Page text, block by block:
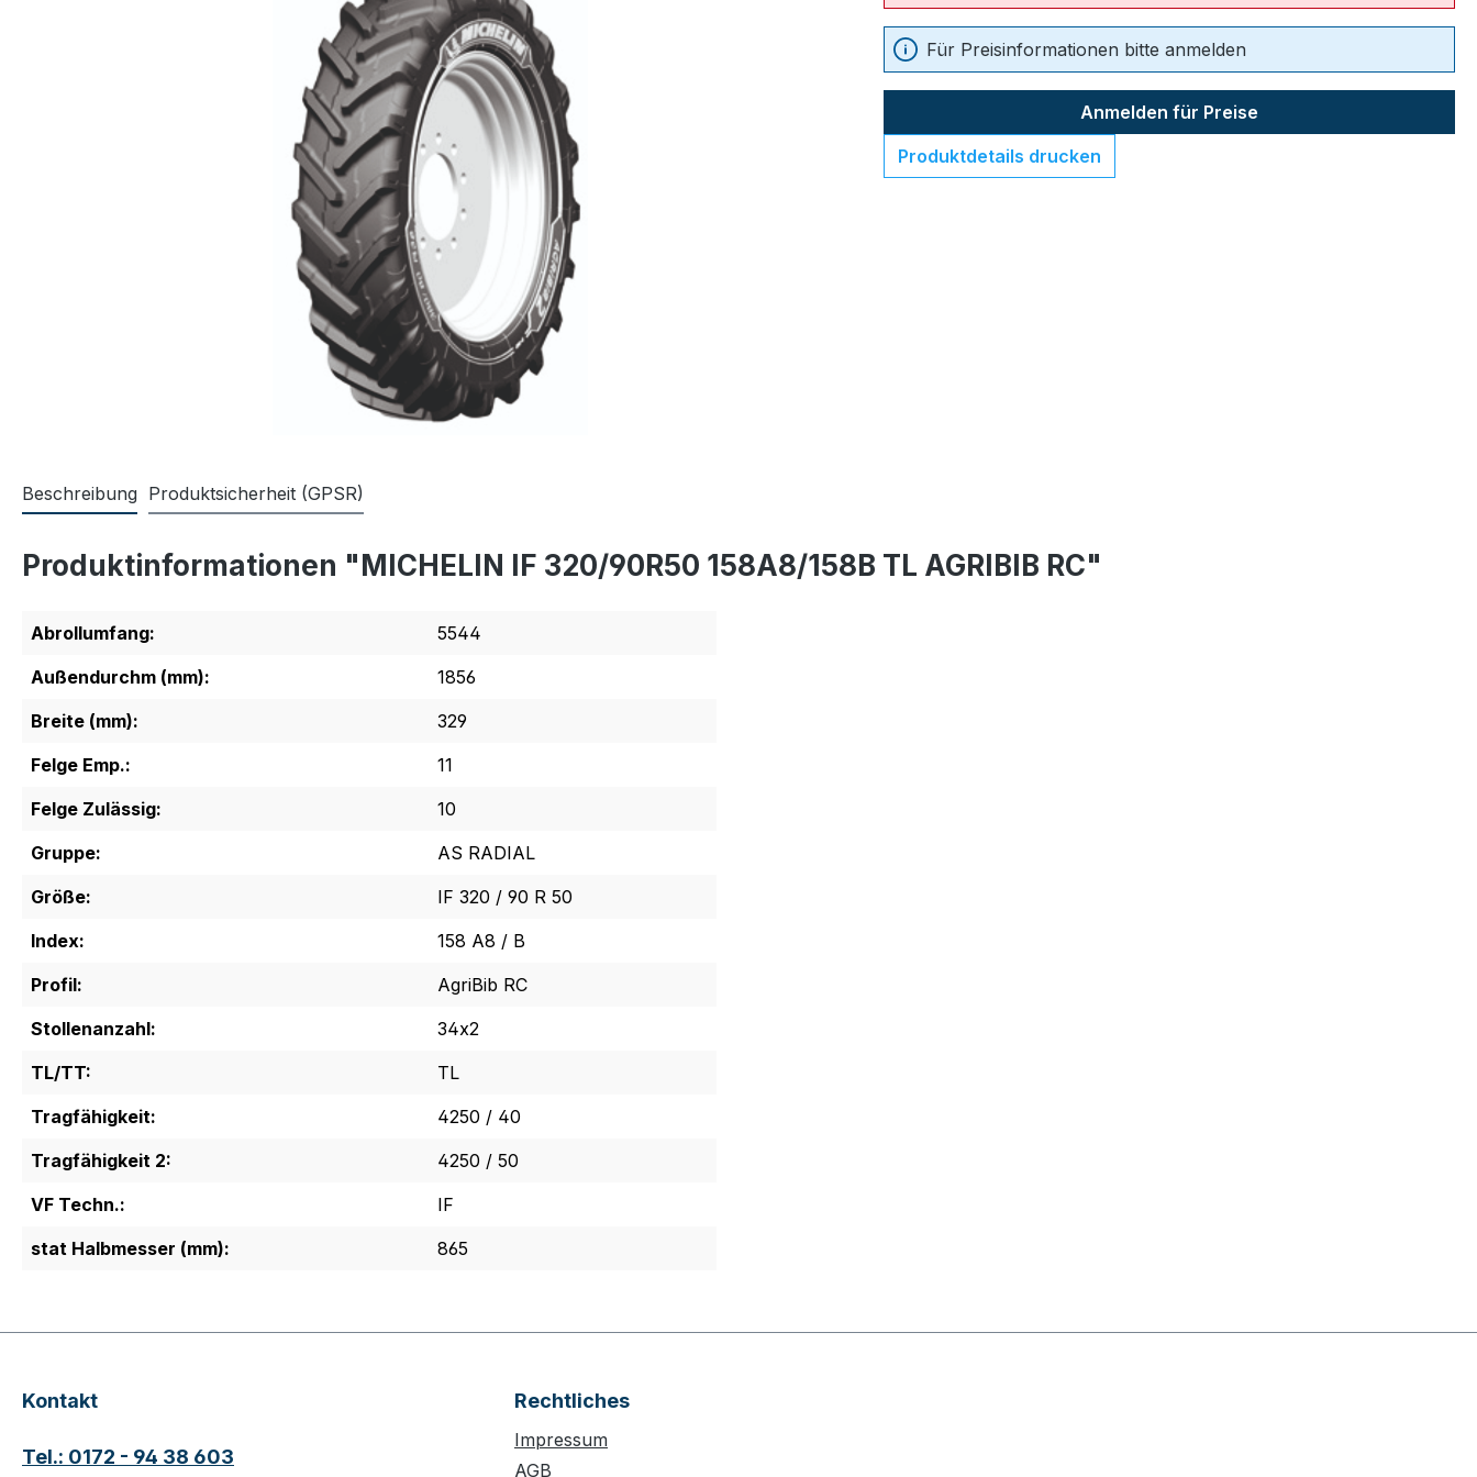
Für Preisinformationen bitte anmelden
Anmelden für Preise
Produktdetails drucken
Beschreibung Produktsicherheit (GPSR)
Produktinformationen "MICHELIN IF 320/90R50 158A8/158B TL AGRIBIB RC"
Abrollumfang:
5544
Außendurchm (mm):
1856
Breite (mm):
329
Felge Emp.:
11
Felge Zulässig:
10
Gruppe:
AS RADIAL
Größe:
IF 320 / 90 R 50
Index:
158 A8 / B
Profil:
AgriBib RC
Stollenanzahl:
34x2
TL/TT:
TL
Tragfähigkeit:
4250 / 40
Tragfähigkeit 2:
4250 / 50
VF Techn.:
IF
stat Halbmesser (mm):
865
Kontakt
Tel.: 0172 - 94 38 603
Rechtliches
Impressum
AGB